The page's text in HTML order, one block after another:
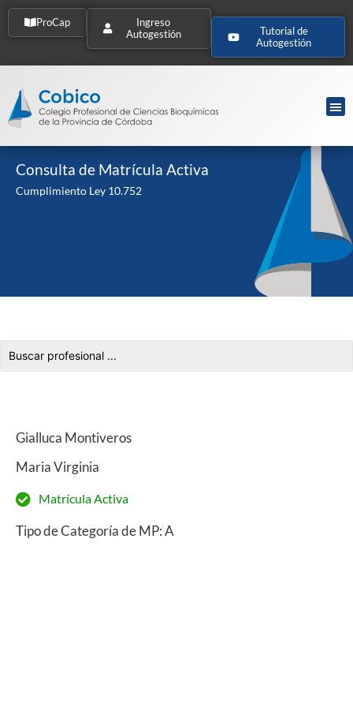
ProCap
Ingreso
Autogestión
Tutorial de
Autogestión
Consulta de Matrícula Activa
Cumplimiento Ley 10.752
Gialluca Montiveros
Maria Virginia
Matrícula Activa
Tipo de Categoría de MP: A